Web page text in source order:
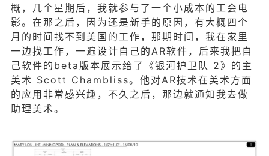
概，几个星期后，我就参与了一个小成本的工会电
影。在那之后，因为还是新手的原因，有大概四个
月的时间找不到美国的工作，那期时间，我在家里
一边找工作，一遍设计自己的AR软件，后来我把自
己软件的beta版本展示给了《银河护卫队 2》的主
美术 Scott Chambliss。他对AR技术在美术方面
的应用非常感兴趣，不久之后，那边就通知我去做
助理美术。